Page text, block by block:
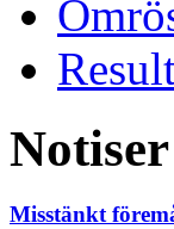
Notiser
Misstänkt